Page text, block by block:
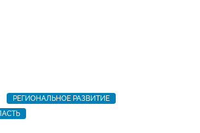
РЕГИОНАЛЬНОЕ РАЗВИТИЕ